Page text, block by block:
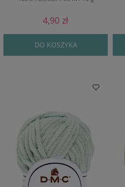
4,90 zł
DO KOSZYKA